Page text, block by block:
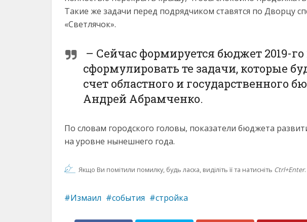
Такие же задачи перед подрядчиком ставятся по Дворцу
«Светлячок».
– Сейчас формируется бюджет 2019-го
сформулировать те задачи, которые
счет областного и государственного
Андрей Абрамченко.
По словам городского головы, показатели бюджета
на уровне нынешнего года.
Якщо Ви помітили помилку, будь ласка, виділіть її та натисніть Ctrl+Enter
Измаил события стройка